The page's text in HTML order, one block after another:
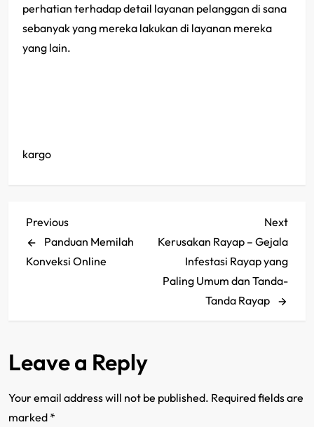
perhatian terhadap detail layanan pelanggan di sana
sebanyak yang mereka lakukan di layanan mereka
yang lain.
kargo
P
o
a
v
Previous
Post
Previous
Panduan Memilah
Konveksi Online
Next
Post
Next
Kerusakan Rayap – Gejala
Infestasi Rayap yang
Paling Umum dan Tanda-
Tanda Rayap
Leave a Reply
Your email address will not be published. Required fields are
marked *